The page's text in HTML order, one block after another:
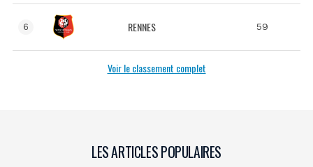
6 RENNES 59
Voir le classement complet
LES ARTICLES POPULAIRES